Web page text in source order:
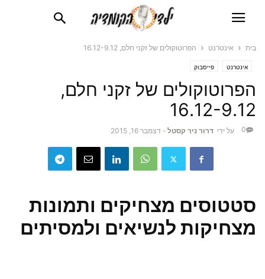
בית אינטרנט הפרוטוקולים של זקני חלם, 16.12-9.12
אינטרנט פייסבוק
הפרוטוקולים של זקני חלם,
16.12-9.12
על ידי דרור ניר קסטל - דצמבר 16, 2015 0
סטטוסים מצחיקים ותמונות
מצחיקות לנשיאים ולמסיתים